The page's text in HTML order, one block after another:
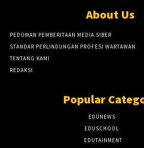
About Us
PEDOMAN PEMBERITAAN MEDIA SIBER
STANDAR PERLINDUNGAN PROFESI WARTAWAN
TENTANG KAMI
REDAKSI
Popular
EDUNEWS
EDUSCHOOL
EDUTAINMENT